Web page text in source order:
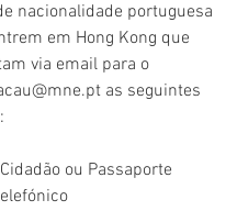
nacionalidade portuguesa
em Hong Kong que
via email para o
as seguintes
ou Passaporte